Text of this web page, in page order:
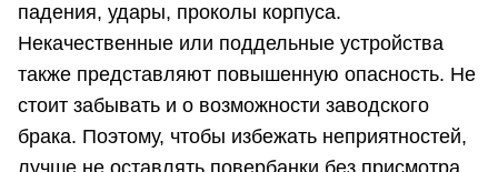
падения, удары, проколы корпуса.
Некачественные или поддельные устройства
также представляют повышенную опасность. Не
стоит забывать и о возможности заводского
брака. Поэтому, чтобы избежать неприятностей,